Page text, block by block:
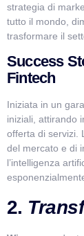
strategia di
tutto il mondo,
trasformare il
Success
Fintech
Iniziata in un
iniziali, attirando
offerta di servizi.
del mercato e di
l’intelligenza
2.
Salve! Sono